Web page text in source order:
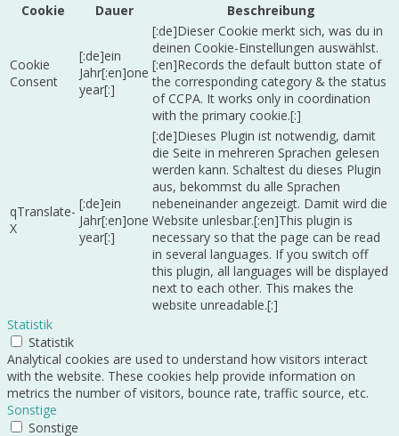
Cookie
Dauer Beschreibung
Cookie
Consent
[:de]ein
Jahr[:en]one
year[:]
[:de]Dieser Cookie merkt sich, was du in
deinen Cookie-Einstellungen auswählst.
[:en]Records the default button state of
the corresponding category & the status
of CCPA. It works only in coordination
with the primary cookie.[:]
qTranslate-
X
[:de]ein
Jahr[:en]one
year[:]
[:de]Dieses Plugin ist notwendig, damit
die Seite in mehreren Sprachen gelesen
werden kann. Schaltest du dieses Plugin
aus, bekommst du alle Sprachen
nebeneinander angezeigt. Damit wird die
Website unlesbar.[:en]This plugin is
necessary so that the page can be read
in several languages. If you switch off
this plugin, all languages will be displayed
next to each other. This makes the
website unreadable.[:]
Statistik
Statistik
Analytical cookies are used to understand how visitors interact
with the website. These cookies help provide information on
metrics the number of visitors, bounce rate, traffic source, etc.
Sonstige
Sonstige